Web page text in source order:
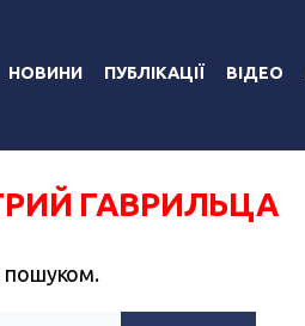
НОВИНИ ПУБЛІКАЦІЇ ВІДЕО
ГАВРИЛЬЦА
пошуком.